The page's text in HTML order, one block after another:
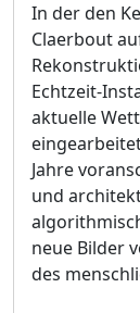
In der den
Claerbout
Echtzeit-
aktuelle
Jahre
und
neue Bilder
des